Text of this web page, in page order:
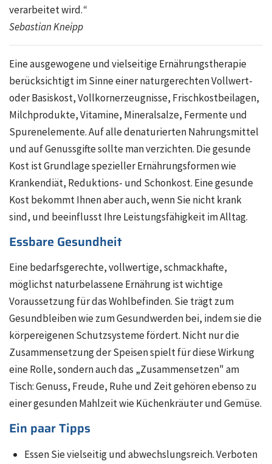
verarbeitet wird.“
Sebastian Kneipp
Eine ausgewogene und vielseitige Ernährungstherapie
berücksichtigt im Sinne einer naturgerechten Vollwert-
oder Basiskost, Vollkornerzeugnisse, Frischkostbeilagen,
Milchprodukte, Vitamine, Mineralsalze, Fermente und
Spurenelemente. Auf alle denaturierten Nahrungsmittel
und auf Genussgifte sollte man verzichten. Die gesunde
Kost ist Grundlage spezieller Ernährungsformen wie
Krankendiät, Reduktions- und Schonkost. Eine gesunde
Kost bekommt Ihnen aber auch, wenn Sie nicht krank
sind, und beeinflusst Ihre Leistungsfähigkeit im Alltag.
Essbare Gesundheit
Eine bedarfsgerechte, vollwertige, schmackhafte,
möglichst naturbelassene Ernährung ist wichtige
Voraussetzung für das Wohlbefinden. Sie trägt zum
Gesundbleiben wie zum Gesundwerden bei, indem sie die
körpereigenen Schutzsysteme fördert. Nicht nur die
Zusammensetzung der Speisen spielt für diese Wirkung
eine Rolle, sondern auch das „Zusammensetzen" am
Tisch: Genuss, Freude, Ruhe und Zeit gehören ebenso zu
einer gesunden Mahlzeit wie Küchenkräuter und Gemüse.
Ein paar Tipps
Essen Sie vielseitig und abwechslungsreich. Verboten